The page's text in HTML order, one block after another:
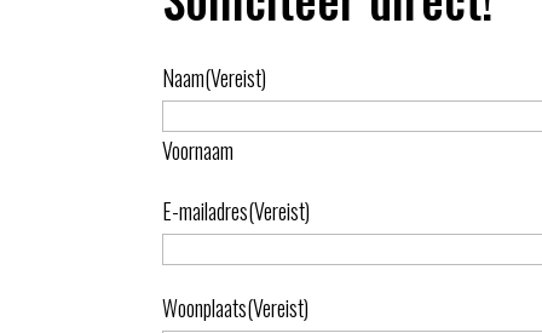
Naam(Vereist)
Voornaam
E-mailadres(Vereist)
Woonplaats(Vereist)